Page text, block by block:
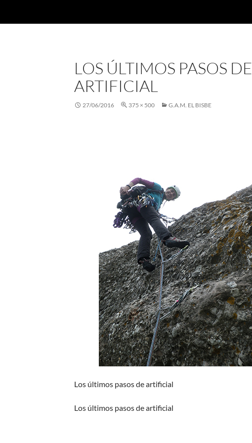
LOS ÚLTIMOS PASOS DE
ARTIFICIAL
27/06/2016 375 × 500 G.A.M. EL BISBE
Los últimos pasos de artificial
Los últimos pasos de artificial